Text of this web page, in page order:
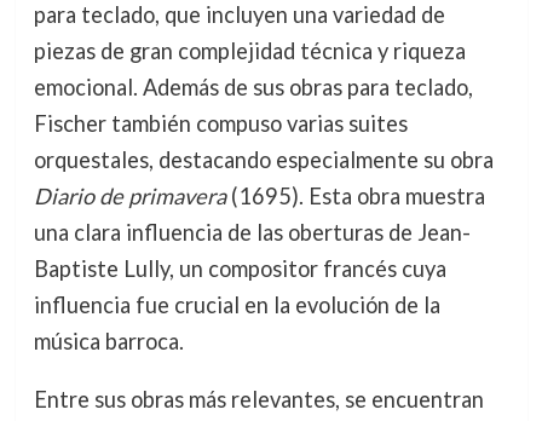
para teclado, que incluyen una variedad de
piezas de gran complejidad técnica y riqueza
emocional. Además de sus obras para teclado,
Fischer también compuso varias suites
orquestales, destacando especialmente su obra
Diario de primavera(1695). Esta obra muestra
una clara influencia de las oberturas de Jean-
Baptiste Lully, un compositor francés cuya
influencia fue crucial en la evolución de la
música barroca.
Entre sus obras más relevantes, se encuentran